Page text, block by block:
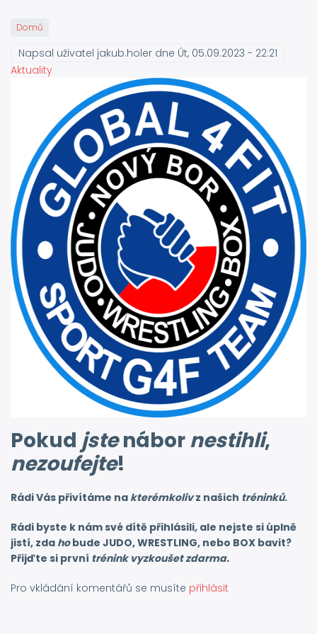
Domů
Napsal uživatel jakub.holer dne Út, 05.09.2023 - 22:21
Aktuality
Pokud jstenábornestihli,
nezoufejte!
Rádi Vás přivítáme na kterémkolivz našich tréninků.
Rádi byste k nám své dítě přihlásili, ale nejste si úplně
jistí, zda hobude JUDO, WRESTLING, nebo BOX bavit?
Přijďte si první trénink vyzkoušet zdarma.
Pro vkládání komentářů se musíte přihlásit